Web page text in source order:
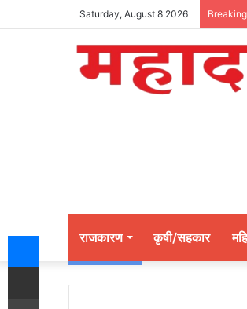
Saturday, August 8 2026
राजकारण कृषी/सहकार
Messenger
Share via Email